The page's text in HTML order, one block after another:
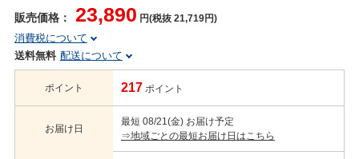
販売価格： 23,890 円(税抜 21,719円)
消費税について
送料無料 配送について
ポイント 217 ポイント
お届け日
最短 08/21(金) お届け予定
⇒地域ごとの最短お届け日はこちら